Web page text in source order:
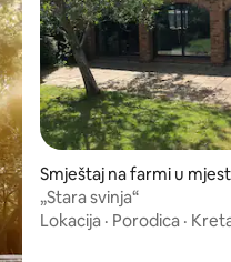
Smještaj na farmi u
wcester
„Stara svinja“
Lokacija · Porodica ·